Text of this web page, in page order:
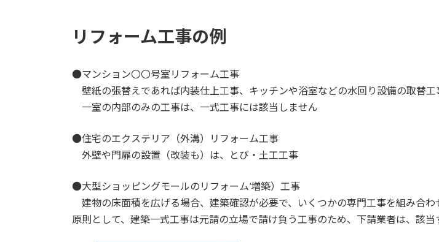
リフォーム工事の例
●マンション〇〇号室リフォーム工事
壁紙の張替えであれば内装仕上工事、キッチンや浴室などの水回り設備の取替工
一室の内部のみの工事は、一式工事には該当しません
●住宅のエクステリア（外溝）リフォーム工事
外壁や門扉の設置（改装も）は、とび・土工工事
●大型ショッピングモールのリフォーム’増築）工事
建物の床面積を広げる場合、建築確認が必要で、いくつかの専門工事を組み合
原則として、建築一式工事は元請の立場で請け負う工事のため、下請業者は、該